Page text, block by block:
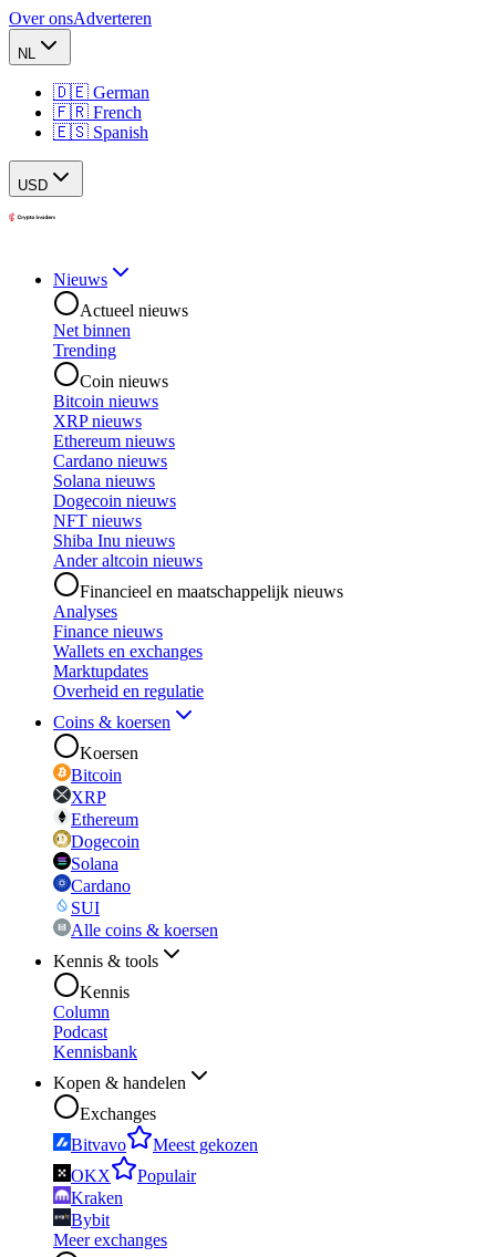
Over onsAdverteren
NL
🇩🇪 German
🇫🇷 French
🇪🇸 Spanish
USD
Nieuws
Actueel nieuws
Net binnen
Trending
Coin nieuws
Bitcoin nieuws
XRP nieuws
Ethereum nieuws
Cardano nieuws
Solana nieuws
Dogecoin nieuws
NFT nieuws
Shiba Inu nieuws
Ander altcoin nieuws
Financieel en maatschappelijk nieuws
Analyses
Finance nieuws
Wallets en exchanges
Marktupdates
Overheid en regulatie
Coins & koersen
Koersen
Bitcoin
XRP
Ethereum
Dogecoin
Solana
Cardano
SUI
Alle coins & koersen
Kennis & tools
Kennis
Column
Podcast
Kennisbank
Kopen & handelen
Exchanges
Bitvavo
Meest gekozen
OKX
Populair
Kraken
Bybit
Meer exchanges